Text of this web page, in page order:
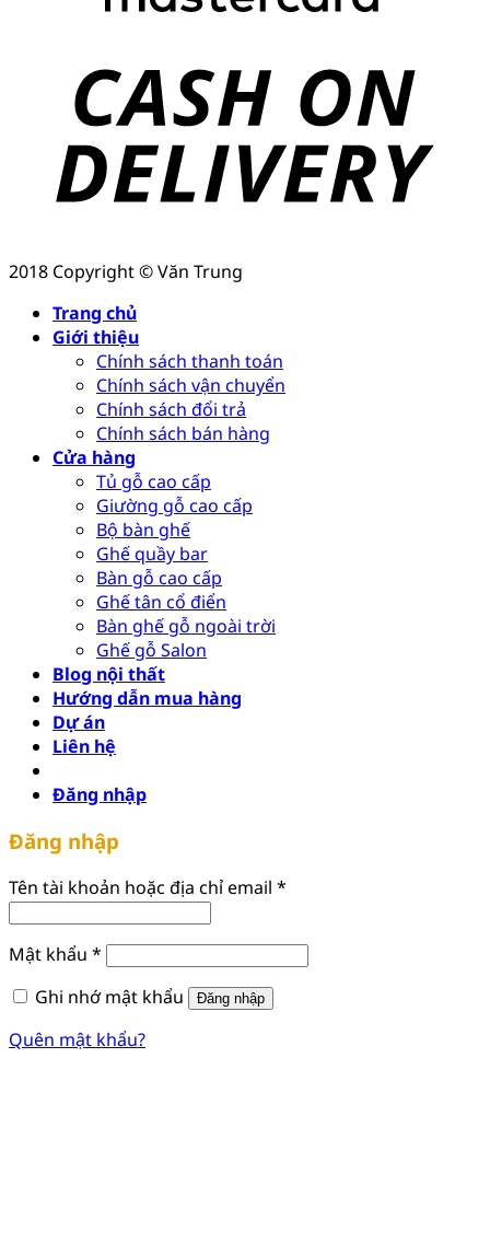
2018 Copyright © Văn Trung
Trang chủ
Giới thiệu
Chính sách thanh toán
Chính sách vận chuyển
Chính sách đổi trả
Chính sách bán hàng
Cửa hàng
Tủ gỗ cao cấp
Giường gỗ cao cấp
Bộ bàn ghế
Ghế quầy bar
Bàn gỗ cao cấp
Ghế tân cổ điển
Bàn ghế gỗ ngoài trời
Ghế gỗ Salon
Blog nội thất
Hướng dẫn mua hàng
Dự án
Liên hệ
Đăng nhập
Đăng nhập
Tên tài khoản hoặc địa chỉ email *
Mật khẩu * Bắt
Ghi nhớ mật khẩu
Đăng nhập
Quên mật khẩu?